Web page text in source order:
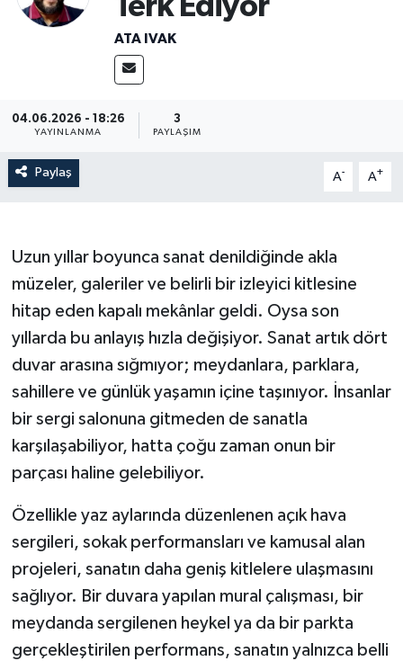
Terk Ediyor
ATA IVAK
04.06.2026 - 18:26
YAYINLANMA
3
PAYLAŞIM
Paylaş A- A+
Uzun yıllar boyunca sanat denildiğinde akla
müzeler, galeriler ve belirli bir izleyici kitlesine
hitap eden kapalı mekânlar geldi. Oysa son
yıllarda bu anlayış hızla değişiyor. Sanat artık dört
duvar arasına sığmıyor; meydanlara, parklara,
sahillere ve günlük yaşamın içine taşınıyor. İnsanlar
bir sergi salonuna gitmeden de sanatla
karşılaşabiliyor, hatta çoğu zaman onun bir
parçası haline gelebiliyor.
Özellikle yaz aylarında düzenlenen açık hava
sergileri, sokak performansları ve kamusal alan
projeleri, sanatın daha geniş kitlelere ulaşmasını
sağlıyor. Bir duvara yapılan mural çalışması, bir
meydanda sergilenen heykel ya da bir parkta
gerçekleştirilen performans, sanatın yalnızca belli
Resmi İlanlar